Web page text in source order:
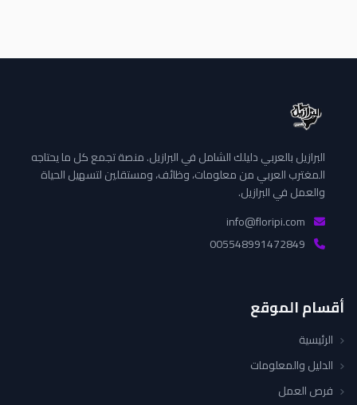
البرازيل بالعربي دليلك الشامل في البرازيل. منصة تجمع كل ما يحتاجه
المغترب العربي من معلومات، وظائف، ومستقلين لتسهيل الحياة
والعمل في البرازيل.
أقسام الموقع
الرئيسية
الدليل والمعلومات
فرص العمل